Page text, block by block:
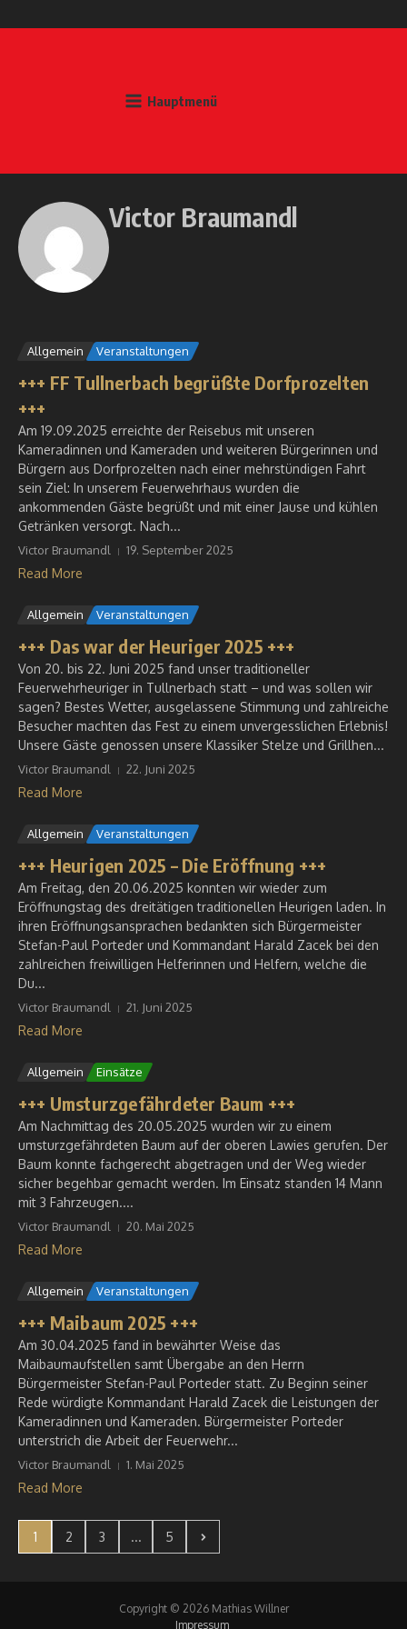
Hauptmenü
Victor Braumandl
Allgemein Veranstaltungen
+++ FF Tullnerbach begrüßte Dorfprozelten
+++
Am 19.09.2025 erreichte der Reisebus mit unseren
Kameradinnen und Kameraden und weiteren Bürgerinnen und
Bürgern aus Dorfprozelten nach einer mehrstündigen Fahrt
sein Ziel: In unserem Feuerwehrhaus wurden die
ankommenden Gäste begrüßt und mit einer Jause und kühlen
Getränken versorgt. Nach...
Victor Braumandl 19. September 2025
Read More
Allgemein Veranstaltungen
+++ Das war der Heuriger 2025 +++
Von 20. bis 22. Juni 2025 fand unser traditioneller
Feuerwehrheuriger in Tullnerbach statt – und was sollen wir
sagen? Bestes Wetter, ausgelassene Stimmung und zahlreiche
Besucher machten das Fest zu einem unvergesslichen Erlebnis!
Unsere Gäste genossen unsere Klassiker Stelze und Grillhen...
Victor Braumandl 22. Juni 2025
Read More
Allgemein Veranstaltungen
+++ Heurigen 2025 – Die Eröffnung +++
Am Freitag, den 20.06.2025 konnten wir wieder zum
Eröffnungstag des dreitätigen traditionellen Heurigen laden. In
ihren Eröffnungsansprachen bedankten sich Bürgermeister
Stefan-Paul Porteder und Kommandant Harald Zacek bei den
zahlreichen freiwilligen Helferinnen und Helfern, welche die
Du...
Victor Braumandl 21. Juni 2025
Read More
Allgemein Einsätze
+++ Umsturzgefährdeter Baum +++
Am Nachmittag des 20.05.2025 wurden wir zu einem
umsturzgefährdeten Baum auf der oberen Lawies gerufen. Der
Baum konnte fachgerecht abgetragen und der Weg wieder
sicher begehbar gemacht werden. Im Einsatz standen 14 Mann
mit 3 Fahrzeugen....
Victor Braumandl 20. Mai 2025
Read More
Allgemein Veranstaltungen
+++ Maibaum 2025 +++
Am 30.04.2025 fand in bewährter Weise das
Maibaumaufstellen samt Übergabe an den Herrn
Bürgermeister Stefan-Paul Porteder statt. Zu Beginn seiner
Rede würdigte Kommandant Harald Zacek die Leistungen der
Kameradinnen und Kameraden. Bürgermeister Porteder
unterstrich die Arbeit der Feuerwehr...
Victor Braumandl 1. Mai 2025
Read More
1 2 3 ... 5
Copyright © 2026 Mathias Willner
Impressum